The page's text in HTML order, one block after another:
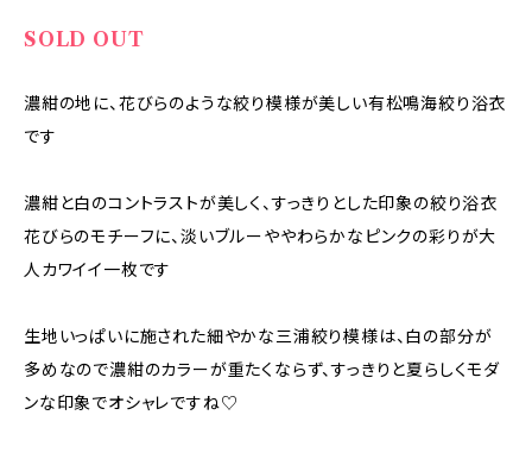
SOLD OUT
濃紺の地に、花びらのような絞り模様が美しい有松鳴海絞り浴衣
です
濃紺と白のコントラストが美しく、すっきりとした印象の絞り浴衣
花びらのモチーフに、淡いブルーややわらかなピンクの彩りが大
人カワイイ一枚です
生地いっぱいに施された細やかな三浦絞り模様は、白の部分が
多めなので濃紺のカラーが重たくならず、すっきりと夏らしくモダ
ンな印象でオシャレですね♡